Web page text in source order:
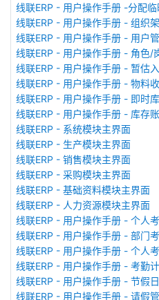
线联ERP - 用户操作手册 -分配
线联ERP - 用户操作手册 - 组织
线联ERP - 用户操作手册 - 用户
线联ERP - 用户操作手册 - 角色/
线联ERP - 用户操作手册 - 暂估
线联ERP - 用户操作手册 - 物料
线联ERP - 用户操作手册 - 即时
线联ERP - 用户操作手册 - 库存
线联ERP - 系统模块主界面
线联ERP - 生产模块主界面
线联ERP - 销售模块主界面
线联ERP - 采购模块主界面
线联ERP - 基础资料模块主界面
线联ERP - 人力资源模块主界面
线联ERP - 用户操作手册 - 个人考
线联ERP - 用户操作手册 - 部门
线联ERP - 用户操作手册 - 个人
线联ERP - 用户操作手册 - 考勤
线联ERP - 用户操作手册 - 节假
线联ERP - 用户操作手册 - 请假